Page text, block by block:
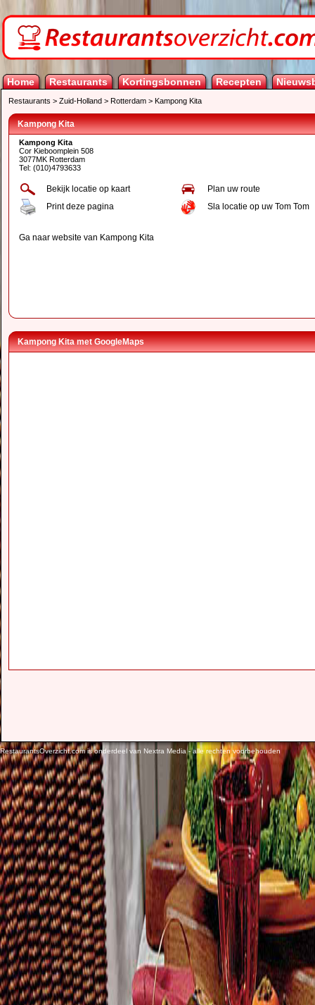
Home Restaurants Kortingsbonnen Recepten
Restaurants > Zuid-Holland > Rotterdam > Kampong Kita
Kampong Kita
Kampong Kita
Cor Kieboomplein 508
3077MK Rotterdam
Tel: (010)4793633
Bekijk locatie op kaart
Plan uw route
Print deze pagina
Sla locatie op uw Tom Tom
Ga naar website van Kampong Kita
Kampong Kita met GoogleMaps
RestaurantsOverzicht.com is onderdeel van Nextra Media - alle rechten voorbehouden